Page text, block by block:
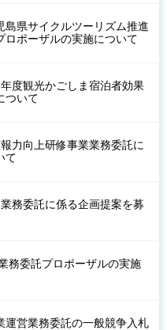
島県サイクルツーリズム推進
ロポーザルの実施について
度観光かごしま宿泊者効果
ついて
力向上研修事業業務委託に
て
務委託に係る企画提案を募
務委託プロポーザルの実施
運営業務委託の一般競争入札